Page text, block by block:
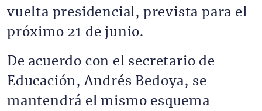
vuelta presidencial, prevista para el
próximo 21 de junio.
De acuerdo con el secretario de
Educación, Andrés Bedoya, se
mantendrá el mismo esquema